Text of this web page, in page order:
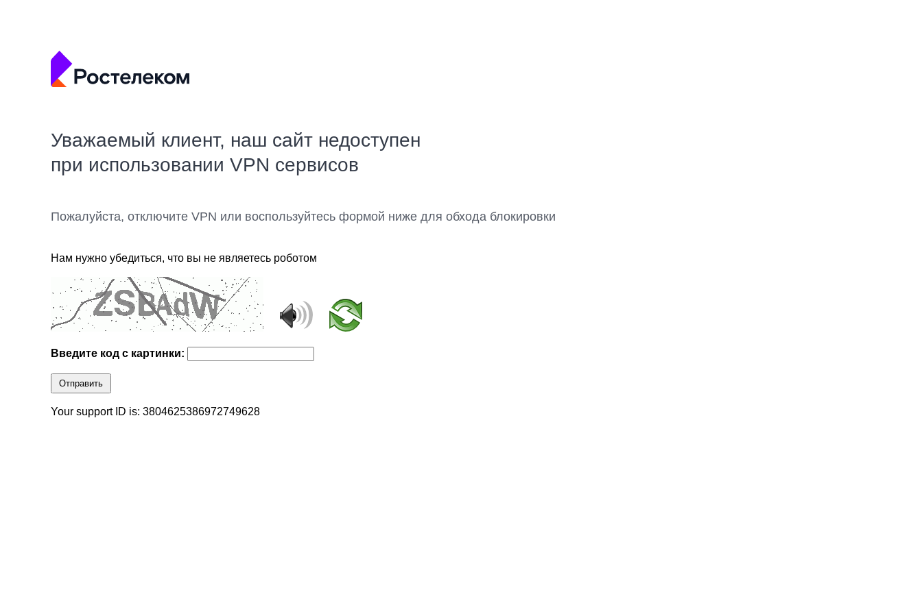
Уважаемый клиент, наш сайт недоступен
при использовании VPN сервисов
Пожалуйста, отключите VPN или воспользуйтесь формой ниже для обхода блокировки
Нам нужно убедиться, что вы не являетесь роботом
Введите код с картинки:
Отправить
Your support ID is: 3804625386972749628